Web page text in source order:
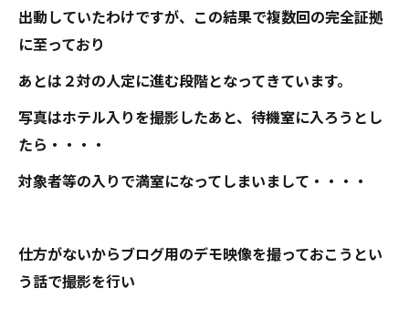
出動していたわけですが、この結果で複数回の完全証拠
に至っており
あとは２対の人定に進む段階となってきています。
写真はホテル入りを撮影したあと、待機室に入ろうとし
たら・・・・
対象者等の入りで満室になってしまいまして・・・・
仕方がないからブログ用のデモ映像を撮っておこうとい
う話で撮影を行い